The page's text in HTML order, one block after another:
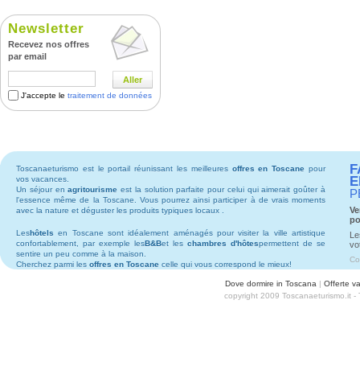
Newsletter
Recevez nos offres
par email
Aller
J'accepte le traitement de données
Toscanaeturismo est le portail réunissant les meilleures offres en Toscane pour
vos vacances.
Un séjour enagritourisme est la solution parfaite pour celui qui aimerait goûter à
l'essence même de la Toscane. Vous pourrez ainsi participer à de vrais moments
avec la nature et déguster les produits typiques locaux .
Leshôtels en Toscane sont idéalement aménagés pour visiter la ville artistique
confortablement, par exemple lesB&Bet les chambres d'hôtespermettent de se
sentire un peu comme à la maison.
Cherchez parmi les offres en Toscane celle qui vous correspond le mieux!
Dove dormire in Toscana | Offerte
copyright 2009 Toscanaeturismo.it -